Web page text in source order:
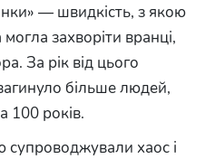
— швидкість, з якою
захворіти вранці,
За рік від цього
більше людей,
100 років.
хаос і